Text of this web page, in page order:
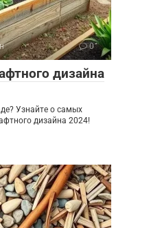
0
дизайна
Узнайте о самых
дизайна 2024!